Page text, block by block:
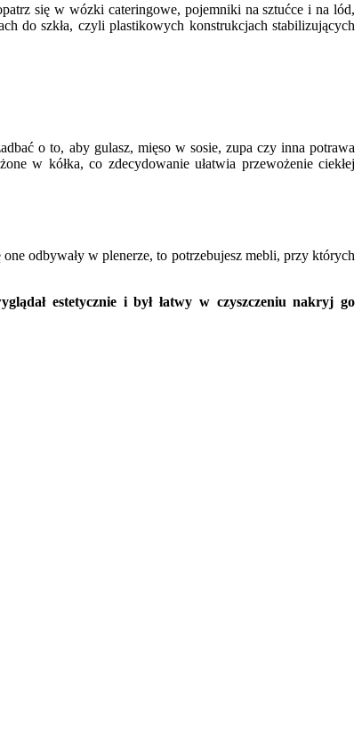
się w wózki cateringowe, pojemniki na sztućce i na lód,
do szkła, czyli plastikowych konstrukcjach stabilizujących
o to, aby gulasz, mięso w sosie, zupa czy inna potrawa
w kółka, co zdecydowanie ułatwia przewożenie ciekłej
odbywały w plenerze, to potrzebujesz mebli, przy których
estetycznie i był łatwy w czyszczeniu nakryj go